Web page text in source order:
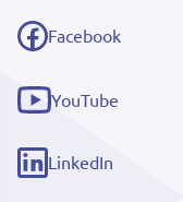
link)
Facebook
(externe
link)
YouTube
(externe
link)
LinkedIn
(externe